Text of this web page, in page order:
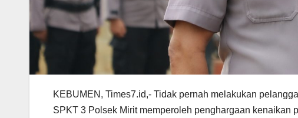
KEBUMEN, Times7.id,- Tidak pernah melakukan
SPKT 3 Polsek Mirit memperoleh penghargaan kenaikan